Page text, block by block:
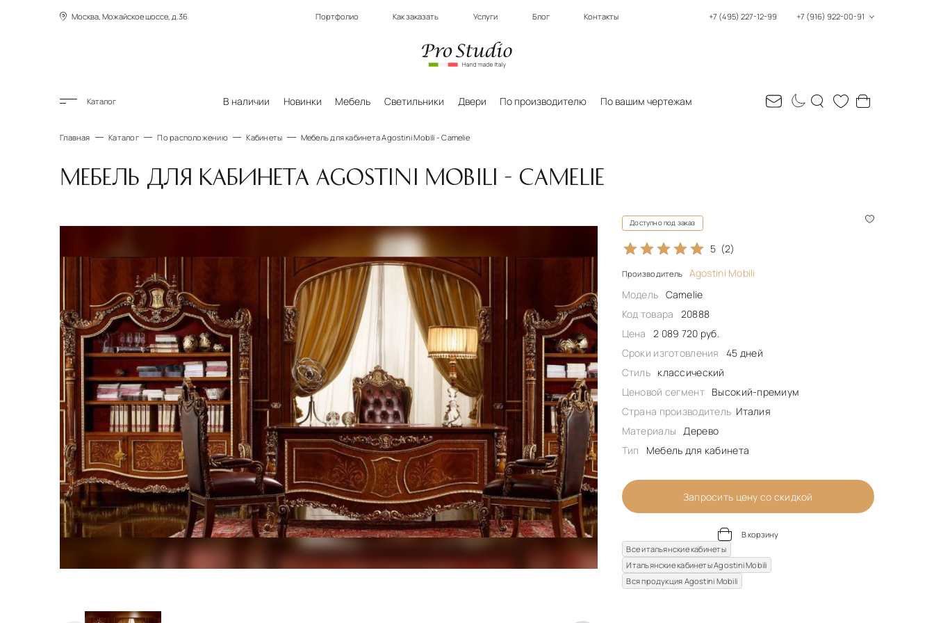
Москва, Можайское шоссе, д.36 Портфолио Как заказать Услуги Блог Контакты +7 (495) 227-12-99 +7 (916) 922-00-91
Каталог В наличии Новинки Мебель Светильники Двери По производителю По вашим чертежам
Главная Каталог По расположению Кабинеты Мебель для кабинета Agostini Mobili - Camelie
МЕБЕЛЬ ДЛЯ КАБИНЕТА AGOSTINI MOBILI - CAMELIE
Доступно под заказ
5 (2)
Производитель
Agostini Mobili
Модель Camelie
Код товара
20888
Цена
2 089 720 руб.
Сроки изготовления
45 дней
Стиль классический
Ценовой сегмент Высокий-премиум
Страна производитель Италия
Материалы
Дерево
Тип
Мебель для кабинета
Запросить цену со скидкой
В корзину
Все итальянские кабинеты
Итальянские кабинеты Agostini Mobili
Вся продукция Agostini Mobili